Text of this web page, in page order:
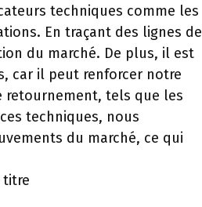
techniques comme les
En traçant des lignes de
du marché. De plus, il est
car il peut renforcer notre
retournement, tels que les
techniques, nous
du marché, ce qui
titre